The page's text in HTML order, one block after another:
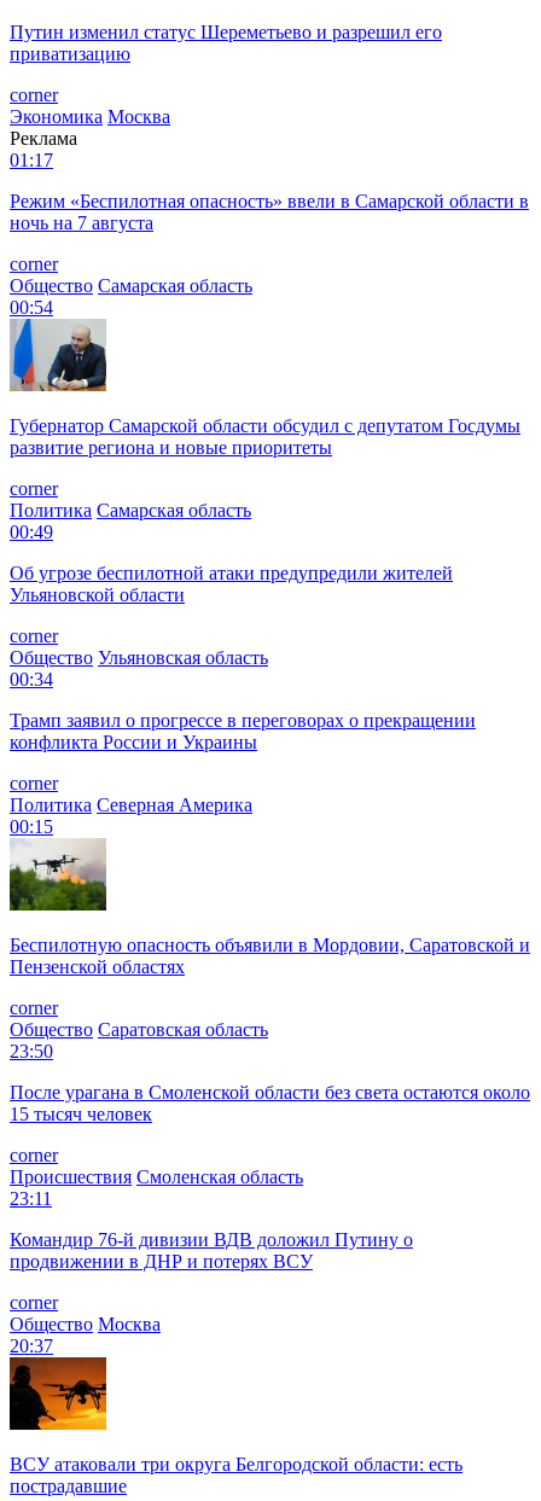
Путин изменил статус Шереметьево и разрешил его
приватизацию
corner
Экономика Москва
Реклама
01:17
Режим «Беспилотная опасность» ввели в Самарской области в
ночь на 7 августа
corner
Общество Самарская область
00:54
Губернатор Самарской области обсудил с депутатом Госдумы
развитие региона и новые приоритеты
corner
Политика Самарская область
00:49
Об угрозе беспилотной атаки предупредили жителей
Ульяновской области
corner
Общество Ульяновская область
00:34
Трамп заявил о прогрессе в переговорах о прекращении
конфликта России и Украины
corner
Политика Северная Америка
00:15
Беспилотную опасность объявили в Мордовии, Саратовской и
Пензенской областях
corner
Общество Саратовская область
23:50
После урагана в Смоленской области без света остаются около
15 тысяч человек
corner
Происшествия Смоленская область
23:11
Командир 76-й дивизии ВДВ доложил Путину о
продвижении в ДНР и потерях ВСУ
corner
Общество Москва
20:37
ВСУ атаковали три округа Белгородской области: есть
пострадавшие